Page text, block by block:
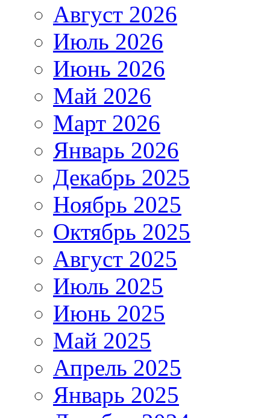
Август 2026
Июль 2026
Июнь 2026
Май 2026
Март 2026
Январь 2026
Декабрь 2025
Ноябрь 2025
Октябрь 2025
Август 2025
Июль 2025
Июнь 2025
Май 2025
Апрель 2025
Январь 2025